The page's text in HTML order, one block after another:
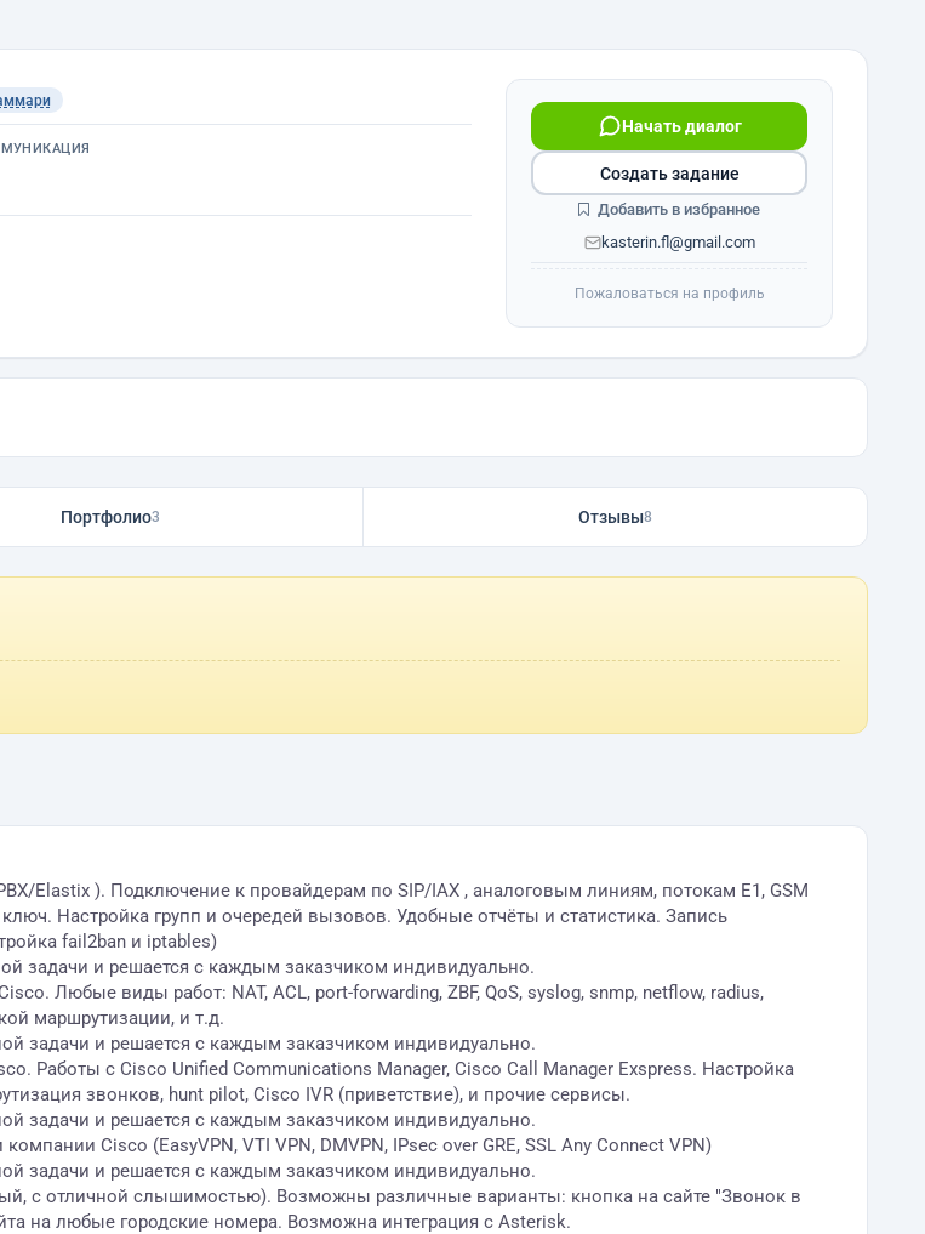
Начать диалог
kasterin.fl@gmail.com
Создать задание
Добавить в избранное
Пожаловаться на профиль
Портфолио3 Отзывы8
Elastix ). Подключение к провайдерам по SIP/IAX , аналоговым линиям, потокам E1, GSM
Настройка групп и очередей вызовов. Удобные отчёты и статистика. Запись
fail2ban и iptables)
задачи и решается с каждым заказчиком индивидуально.
Любые виды работ: NAT, ACL, port-forwarding, ZBF, QoS, syslog, snmp, netflow, radius,
маршрутизации, и т.д.
задачи и решается с каждым заказчиком индивидуально.
Работы с Cisco Unified Communications Manager, Cisco Call Manager Exspress. Настройка
звонков, hunt pilot, Cisco IVR (приветствие), и прочие сервисы.
задачи и решается с каждым заказчиком индивидуально.
Cisco (EasyVPN, VTI VPN, DMVPN, IPsec over GRE, SSL Any Connect VPN)
задачи и решается с каждым заказчиком индивидуально.
с отличной слышимостью). Возможны различные варианты: кнопка на сайте "Звонок в
на любые городские номера. Возможна интеграция с Asterisk.